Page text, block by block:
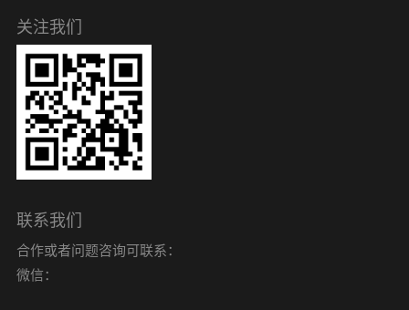
关注我们
联系我们
合作或者问题咨询可联系：
微信：